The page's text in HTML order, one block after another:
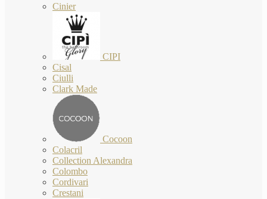
Cinier
CIPI
Cisal
Ciulli
Clark Made
Cocoon
Colacril
Collection Alexandra
Colombo
Cordivari
Crestani